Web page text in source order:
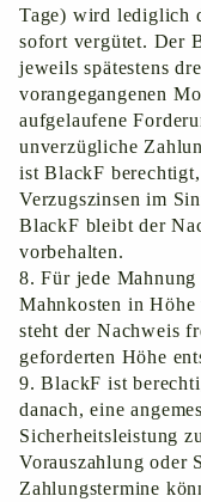
Tage) wird lediglich
sofort vergütet. Der
jeweils spätestens
vorangegangenen
aufgelaufene
unverzügliche
ist BlackF
Verzugszinsen im
BlackF bleibt der
vorbehalten.
Für jede
Mahnkosten in
steht der Nachweis
geforderten Höhe
BlackF ist
danach, eine
Sicherheitsleistung
Vorauszahlung oder
Zahlungstermine